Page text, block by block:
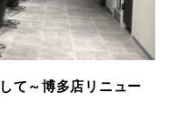
て～博多店リニュー